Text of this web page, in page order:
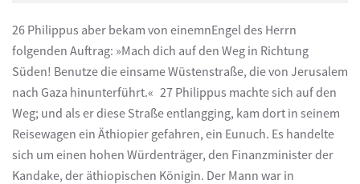
26 Philippus aber bekam von einemnEngel des Herrn
folgenden Auftrag: »Mach dich auf den Weg in Richtung
Süden! Benutze die einsame Wüstenstraße, die von Jerusalem
nach Gaza hinunterführt.« 27 Philippus machte sich auf den
Weg; und als er diese Straße entlangging, kam dort in seinem
Reisewagen ein Äthiopier gefahren, ein Eunuch. Es handelte
sich um einen hohen Würdenträger, den Finanzminister der
Kandake, der äthiopischen Königin. Der Mann war in